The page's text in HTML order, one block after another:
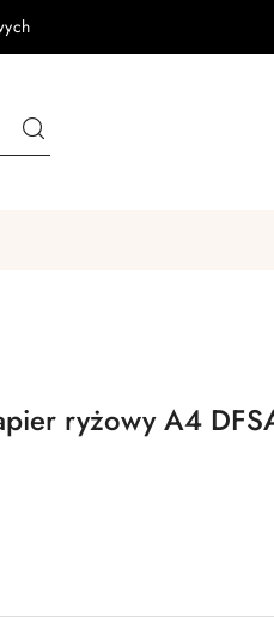
ryżowy A4